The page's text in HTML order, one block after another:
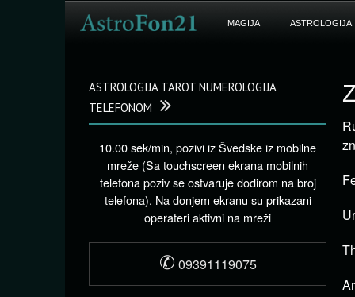
MAGIJA ASTROLOGIJA
ASTROLOGIJA TAROT NUMEROLOGIJA
TELEFONOM
10.00 sek/min, pozivi iz Švedske iz mobilne
mreže (Sa touchscreen ekrana mobilnih
telefona poziv se ostvaruje dodirom na broj
telefona). Na donjem ekranu su prikazani
operateri aktivni na mreži
✆ 09391119075